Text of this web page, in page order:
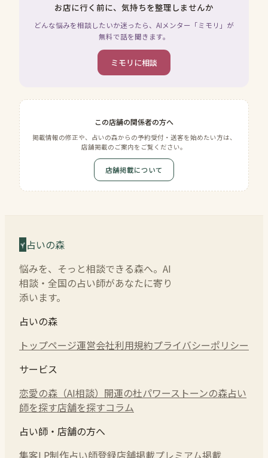
お店に行く前に、気持ちを整理しませんか
どんな悩みを相談したいか迷ったら、AIメンター「ミモリ」が
無料で話を聞きます。
ミモリに相談
この店舗の関係者の方へ
掲載情報の修正や、占いの森からの予約受付・送客を始めたい方は、
店舗掲載のご案内をご覧ください。
店舗掲載について
占いの森
悩みを、そっと相談できる森へ。AI
相談・全国の占い師があなたに寄り
添います。
占いの森
トップページ運営会社利用規約プライバシーポリシー
サービス
恋愛の森（AI相談） 開運の杜パワーストーンの森占い
師を探す店舗を探すコラム
占い師・店舗の方へ
集客LP制作占い師登録店舗掲載プレミアム掲載